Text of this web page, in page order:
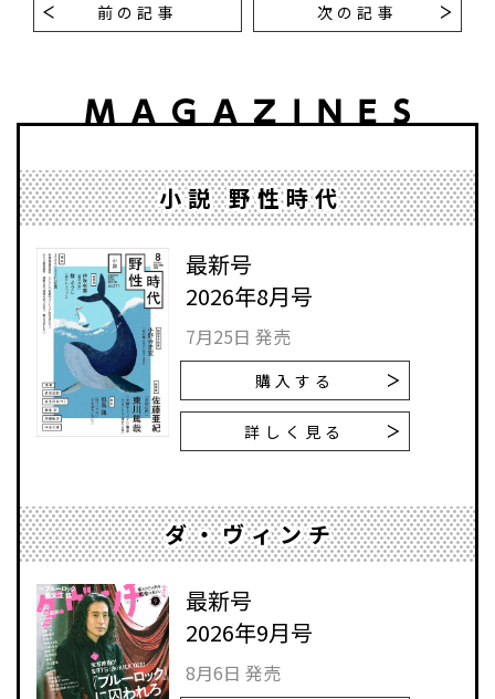
前の記事 次の記事
小説 野性時代
最新号
2026年8月号
7月25日 発売
購入する
詳しく見る
ダ・ヴィンチ
最新号
2026年9月号
8月6日 発売